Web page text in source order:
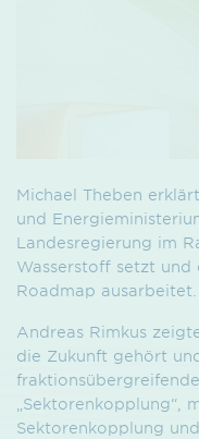
Michael Theben
und
Landesregierung im
Wasserstoff setzt und
Roadmap ausarbeitet.
Andreas Rimkus
die Zukunft gehört
„Sektorenkopplung“,
Sektorenkopplung